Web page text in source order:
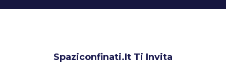
Spaziconfinati.it Ti Invita